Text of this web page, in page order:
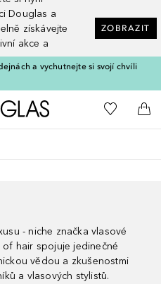
Douglas a
získávejte
akce a
ZOBRAZIT
a vychutnejte si svojí chvíli
Domů K mému
Do
- niche značka vlasové
hair spojuje jedinečné
vědou a zkušenostmi
a vlasových stylistů.